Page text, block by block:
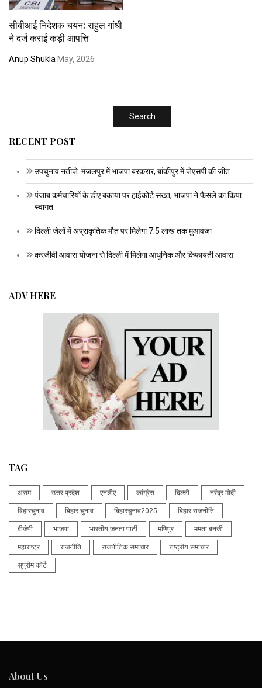
सीबीआई निदेशक चयन: राहुल गांधी
ने दर्ज कराई कड़ी आपत्ति
Anup Shukla May, 2026
RECENT POST
उपचुनाव नतीजे: मंजलपुर में भाजपा बरकरार, बांकीपुर में जेएसपी की जीत
पंजाब कर्मचारियों के डीए बकाया पर हाईकोर्ट सख्त, भाजपा ने फैसले का किया
स्वागत
दिल्ली जेलों में अप्राकृतिक मौत पर मिलेगा 7.5 लाख तक मुआवजा
करजीवी आवास योजना से दिल्ली में मिलेगा आधुनिक और किफायती आवास
ADV HERE
TAG
असम उत्तर प्रदेश एनडीए कांग्रेस दिल्ली नरेंद्र मोदी
बिहारचुनाव बिहार चुनाव बिहारचुनाव2025 बिहार राजनीति
बीजेपी भाजपा भारतीय जनता पार्टी मणिपुर ममता बनर्जी
महाराष्ट्र राजनीति राजनीतिक समाचार राष्ट्रीय समाचार
सुप्रीम कोर्ट
About Us